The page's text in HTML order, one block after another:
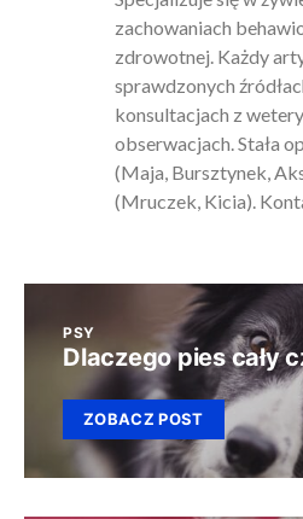
zachowaniach
zdrowotnej. Każdy
sprawdzonych
konsultacjach z
obserwacjach. Stała
(Maja, Bursztynek,
(Mruczek, Kicia).
PSY
Dlaczego pies cały
ZOBACZ POST